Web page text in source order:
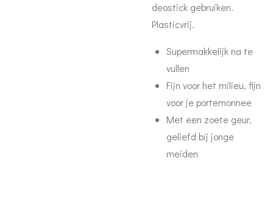
deostick gebruiken.
Plasticvrij.
Supermakkelijk na te
vullen
Fijn voor het milieu, fijn
voor je portemonnee
Met een zoete geur,
geliefd bij jonge
meiden